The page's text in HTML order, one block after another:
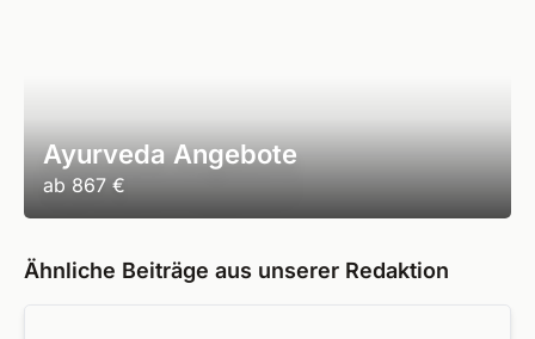
Ayurveda Angebote
ab 867 €
Ähnliche Beiträge aus unserer Redaktion